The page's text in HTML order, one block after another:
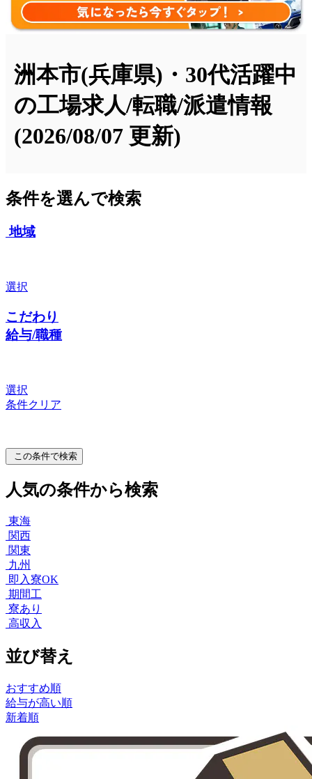
洲本市(兵庫県)・30代活躍中
の工場求人/転職/派遣情報
(2026/08/07 更新)
条件を選んで検索
地域
選択
こだわり
給与/職種
選択
条件クリア
この条件で検索
人気の条件から検索
東海
関西
関東
九州
即入寮OK
期間工
寮あり
高収入
並び替え
おすすめ順
給与が高い順
新着順